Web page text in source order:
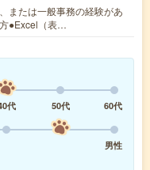
または一般事務の経験があ
●Excel（表…
代 50代
60代
男性